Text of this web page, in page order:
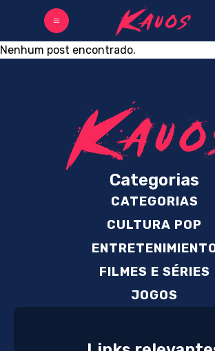
Nenhum post encontrado.
Categorias
CATEGORIAS
CULTURA POP
FILMES E SÉRIES
JOGOS